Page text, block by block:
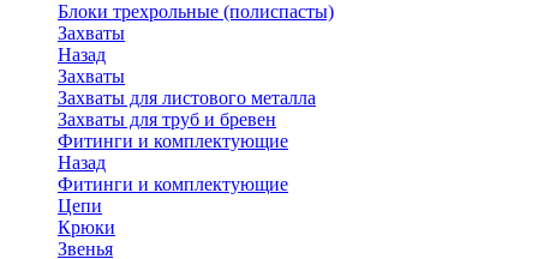
Блоки трехрольные (полиспасты)
Захваты
Назад
Захваты
Захваты для листового металла
Захваты для труб и бревен
Фитинги и комплектующие
Назад
Фитинги и комплектующие
Цепи
Крюки
Звенья